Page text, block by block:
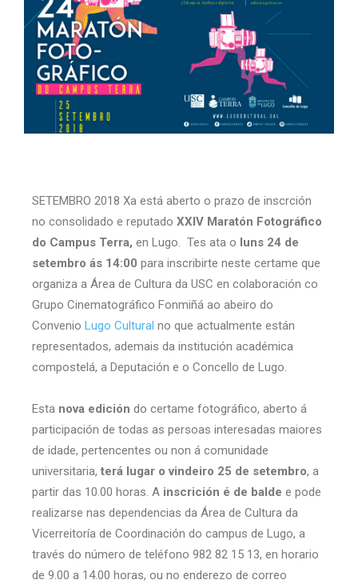
SETEMBRO 2018 Xa está aberto o prazo de inscrción
no consolidado e reputado XXIV Maratón Fotográfico
do Campus Terra, en Lugo. Tes ata o luns 24 de
setembro ás 14:00 para inscribirte neste certame que
organiza a Área de Cultura da USC en colaboración co
Grupo Cinematográfico Fonmiñá ao abeiro do
Convenio Lugo Cultural no que actualmente están
representados, ademais da institución académica
compostelá, a Deputación e o Concello de Lugo.
Esta nova edición do certame fotográfico, aberto á
participación de todas as persoas interesadas maiores
de idade, pertencentes ou non á comunidade
universitaria, terá lugar o vindeiro 25 de setembro, a
partir das 10.00 horas. A inscrición é de balde e pode
realizarse nas dependencias da Área de Cultura da
Vicerreitoría de Coordinación do campus de Lugo, a
través do número de teléfono 982 82 15 13, en horario
de 9.00 a 14.00 horas, ou no enderezo de correo